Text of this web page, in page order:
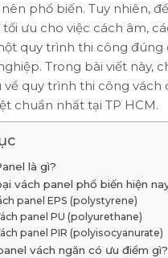
phổ biến. Tuy nhiên,
tối ưu cho việc cách âm,
quy trình thi công đúng
Trong bài viết này,
về quy trình thi công vách
chuẩn nhất tại TP HCM.
là gì?
vách panel phổ biến hiện
panel EPS (polystyrene)
panel PU (polyurethane)
panel PIR (polyisocyanurate)
vách ngăn có ưu điểm gì?